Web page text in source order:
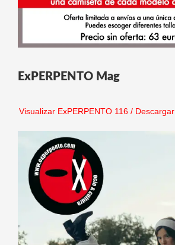
ExPERPENTO Mag
Visualizar ExPERPENTO 116/